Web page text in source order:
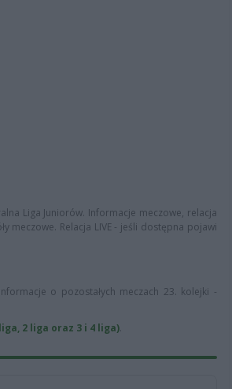
Liga Juniorów. Informacje meczowe, relacja
meczowe. Relacja LIVE - jeśli dostępna pojawi
o pozostałych meczach 23. kolejki -
2 liga oraz 3 i 4 liga).